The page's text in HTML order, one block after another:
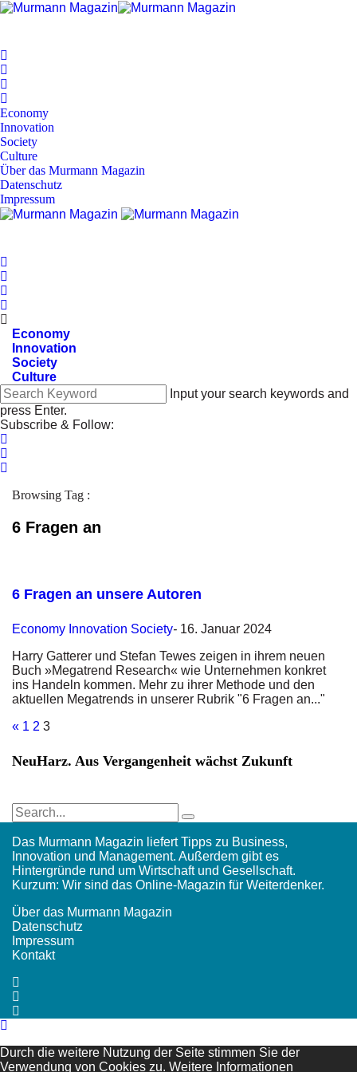
Economy
Innovation
Society
Culture
Über das Murmann Magazin
Datenschutz
Impressum
Economy
Innovation
Society
Culture
Input your search keywords and
press Enter.
Subscribe & Follow:
Browsing Tag :
6 Fragen an
6 Fragen an unsere Autoren
Economy Innovation Society- 16. Januar 2024
Harry Gatterer und Stefan Tewes zeigen in ihrem neuen
Buch »Megatrend Research« wie Unternehmen konkret
ins Handeln kommen. Mehr zu ihrer Methode und den
aktuellen Megatrends in unserer Rubrik "6 Fragen an..."
« 1 2 3
NeuHarz. Aus Vergangenheit wächst Zukunft
Das Murmann Magazin liefert Tipps zu Business,
Innovation und Management. Außerdem gibt es
Hintergründe rund um Wirtschaft und Gesellschaft.
Kurzum: Wir sind das Online-Magazin für Weiterdenker.
Über das Murmann Magazin
Datenschutz
Impressum
Kontakt
Durch die weitere Nutzung der Seite stimmen Sie der
Verwendung von Cookies zu. Weitere Informationen